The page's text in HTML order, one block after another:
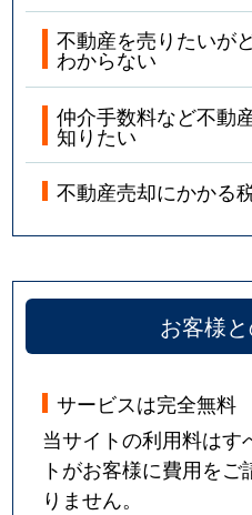
不動産を売りたいが
わからない
仲介手数料など不動
知りたい
不動産売却にかかる
お客様
サービスは完全無料
当サイトの利用料はす
トがお客様に費用を
りません。